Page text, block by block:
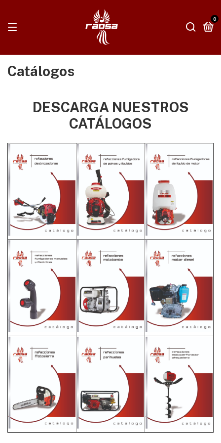
0
Catálogos
DESCARGA NUESTROS
CATÁLOGOS